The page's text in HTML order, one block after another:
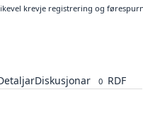
krevje registrering og
Diskusjonar 0 RDF